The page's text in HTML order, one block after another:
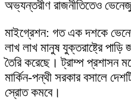
অভ্যন্তরীণ রাজনীতিতেও
মাইগ্রেশন: গত এক দশকে
লাখ লাখ মানুষ যুক্তরাষ্ট্রে পাড়ি
তৈরি করেছে। ট্রাম্প প্রশাসন
মার্কিন-পন্থী সরকার বসালে
স্রোত কমবে।